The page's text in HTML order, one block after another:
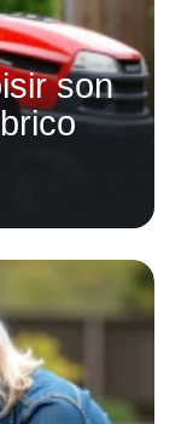
son